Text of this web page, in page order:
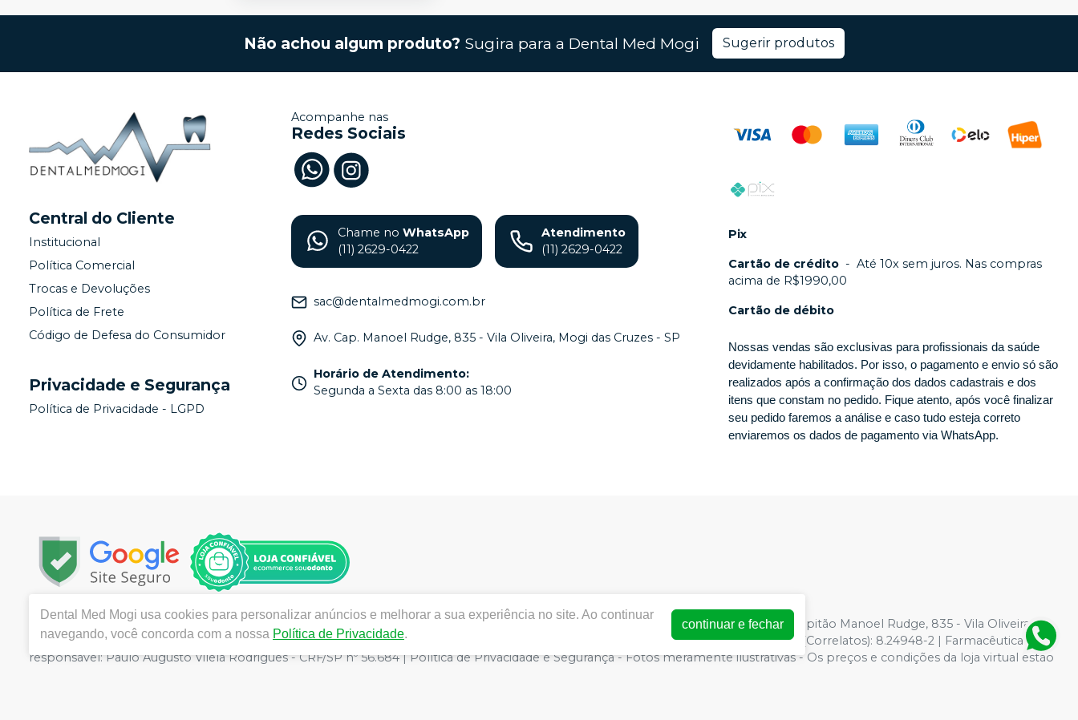
Não achou algum produto? Sugira para a Dental Med Mogi Sugerir produtos
Central do Cliente
Institucional
Política Comercial
Trocas e Devoluções
Política de Frete
Código de Defesa do Consumidor
Privacidade e Segurança
Política de Privacidade - LGPD
Acompanhe nas
Redes Sociais
Chame no WhatsApp
(11) 2629-0422
Atendimento
(11) 2629-0422
sac@dentalmedmogi.com.br
Av. Cap. Manoel Rudge, 835 - Vila Oliveira, Mogi das Cruzes - SP
Horário de Atendimento:
Segunda a Sexta das 8:00 as 18:00
Pix
Cartão de crédito - Até 10x sem juros. Nas compras
acima de R$1990,00
Cartão de débito
Nossas vendas são exclusivas para profissionais da saúde
devidamente habilitados. Por isso, o pagamento e envio só são
realizados após a confirmação dos dados cadastrais e dos
itens que constam no pedido. Fique atento, após você finalizar
seu pedido faremos a análise e caso tudo esteja correto
enviaremos os dados de pagamento via WhatsApp.
Copyright © 2025 - Todos os direitos reservados | www.dentalmedmogi.com.br |Dentalmed Mogi|14.211.806/0001-33 | Avenida Capitão Manoel Rudge, 835 - Vila Oliveira,
Mogi das Cruzes -/SP - CEP : 08780-290 | Autorizações de Funcionamento ANVISA - Medicamentos: 1.29942-5, Produtos para Saúde (Correlatos): 8.24948-2 | Farmacêutica
responsável: Paulo Augusto Vilela Rodrigues - CRF/SP nº 56.684 | Política de Privacidade e Segurança - Fotos meramente ilustrativas - Os preços e condições da loja virtual estão
Dental Med Mogi usa cookies para personalizar anúncios e melhorar a sua experiência no site. Ao continuar
navegando, você concorda com a nossa Política de Privacidade.
continuar e fechar